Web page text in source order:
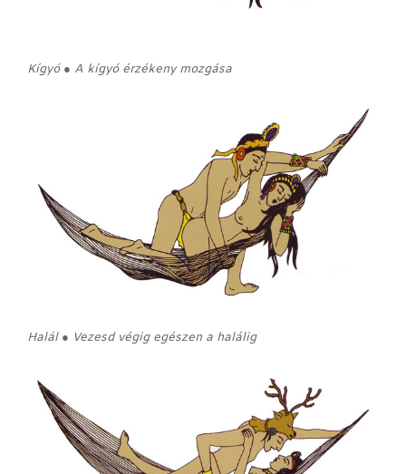
Kígyó ● A kígyó érzékeny mozgása
Halál ● Vezesd végig egészen a halálig